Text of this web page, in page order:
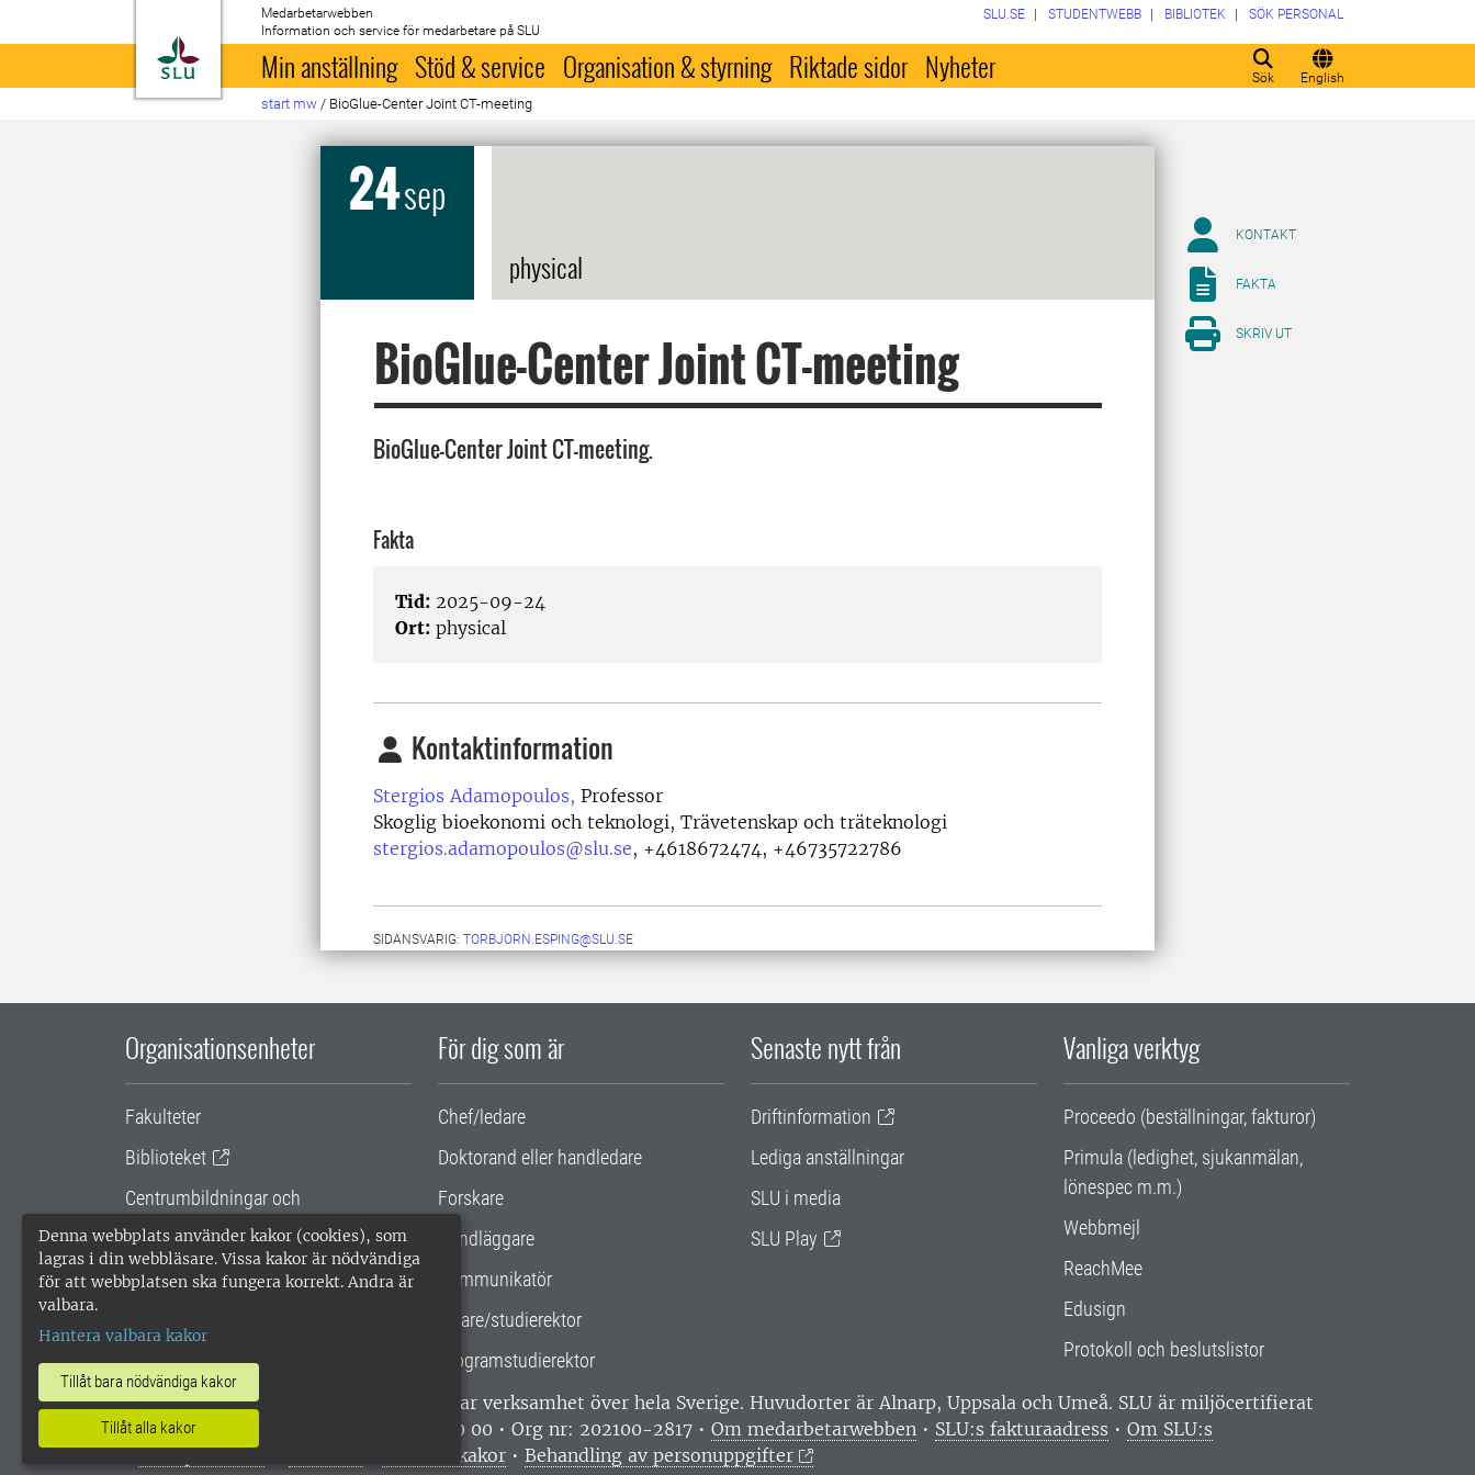
Denna webbplats använder kakor (cookies), som
lagras i din webbläsare. Vissa kakor är nödvändiga
för att webbplatsen ska fungera korrekt. Andra är
valbara.
Hantera valbara kakor
Tillåt bara nödvändiga kakor
Tillåt alla kakor
Till startsida
Medarbetarwebben
Information och service för medarbetare på SLU
Sök English
SLU.SE STUDENTWEBB BIBLIOTEK SÖK PERSONAL
Min anställning Stöd & service Organisation & styrning Riktade sidor Nyheter
start mw / BioGlue-Center Joint CT-meeting
24sep
physical
BioGlue-Center Joint CT-meeting
BioGlue-Center Joint CT-meeting.
Fakta
Tid: 2025-09-24
Ort: physical
Kontaktinformation
Stergios Adamopoulos, Professor
Skoglig bioekonomi och teknologi, Trävetenskap och träteknologi
stergios.adamopoulos@slu.se, +4618672474, +46735722786
SIDANSVARIG: TORBJORN.ESPING@SLU.SE
KONTAKT
FAKTA
SKRIV UT
Organisationsenheter
Fakulteter
Biblioteket
Centrumbildningar och
samarbetsprojekt
Gemensamma verksamhetsstödet
För dig som är
Chef/ledare
Doktorand eller handledare
Forskare
Handläggare
Kommunikatör
Lärare/studierektor
Programstudierektor
Senaste nytt från
Driftinformation
Lediga anställningar
SLU i media
SLU Play
Vanliga verktyg
Proceedo (beställningar, fakturor)
Primula (ledighet, sjukanmälan,
lönespec m.m.)
Webbmejl
ReachMee
Edusign
Protokoll och beslutslistor
SLU, Sveriges lantbruksuniversitet, har verksamhet över hela Sverige. Huvudorter är Alnarp, Uppsala och Umeå. SLU är miljöcertifierat
enligt ISO 14001. •
Telefon: 018-67 10 00 • Org nr: 202100-2817 • Om medarbetarwebben • SLU:s fakturaadress • Om SLU:s
webbplatser
Hantera kakor •Behandling av personuppgifter